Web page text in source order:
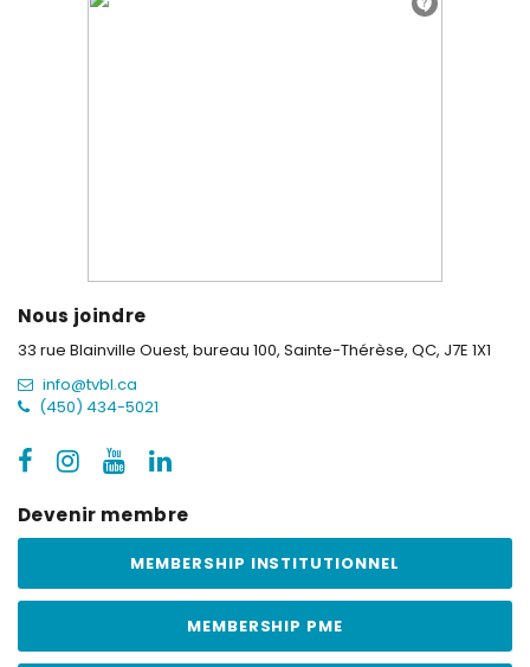
Nous joindre
33 rue Blainville Ouest, bureau 100, Sainte-Thérèse, QC, J7E 1X1
info@tvbl.ca
(450) 434-5021
Devenir membre
MEMBERSHIP INSTITUTIONNEL
MEMBERSHIP PME